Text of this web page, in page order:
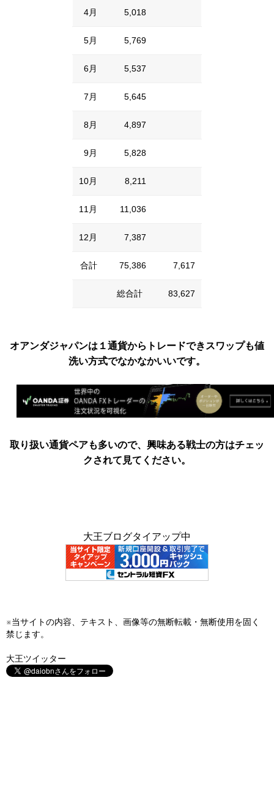
4月 5,018
5月 5,769
6月 5,537
7月 5,645
8月 4,897
9月 5,828
10月 8,211
11月 11,036
12月 7,387
合計 75,386 7,617
総合計 83,627
オアンダジャパンは１通貨からトレードできスワップも値
洗い方式でなかなかいいです。
取り扱い通貨ペアも多いので、興味ある戦士の方はチェッ
クされて見てください。
大王ブログタイアップ中
※当サイトの内容、テキスト、画像等の無断転載・無断使用を固く
禁じます。
大王ツイッター